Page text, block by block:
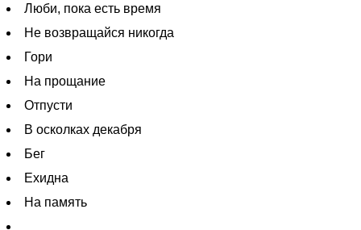
Люби, пока есть время
Не возвращайся никогда
Гори
На прощание
Отпусти
В осколках декабря
Бег
Ехидна
На память